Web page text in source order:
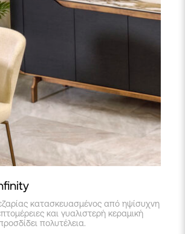
κατασκευασμένος από ηψίσυχνη
και γυαλιστερή κεραμική
πολυτέλεια.